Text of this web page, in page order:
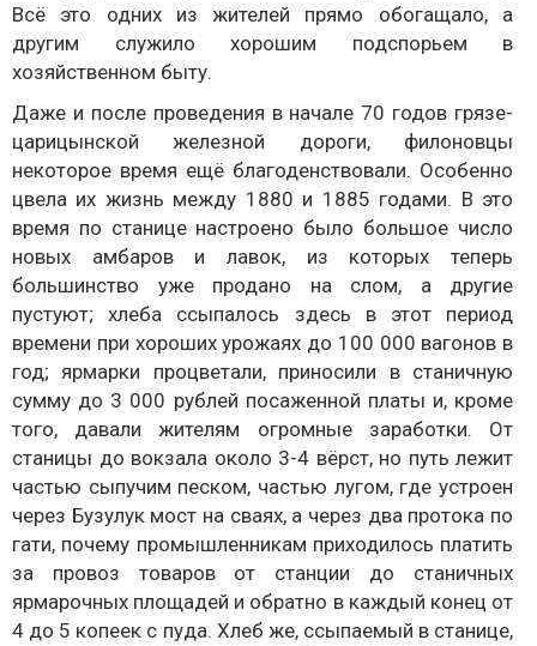
Всё это одних из жителей прямо обогащало, а
другим служило хорошим подспорьем в
хозяйственном быту.
Даже и после проведения в начале 70 годов грязе-
царицынской железной дороги, филоновцы
некоторое время ещё благоденствовали. Особенно
цвела их жизнь между 1880 и 1885 годами. В это
время по станице настроено было большое число
новых амбаров и лавок, из которых теперь
большинство уже продано на слом, а другие
пустуют; хлеба ссыпалось здесь в этот период
времени при хороших урожаях до 100 000 вагонов в
год; ярмарки процветали, приносили в станичную
сумму до 3 000 рублей посаженной платы и, кроме
того, давали жителям огромные заработки. От
станицы до вокзала около 3-4 вёрст, но путь лежит
частью сыпучим песком, частью лугом, где устроен
через Бузулук мост на сваях, а через два протока по
гати, почему промышленникам приходилось платить
за провоз товаров от станции до станичных
ярмарочных площадей и обратно в каждый конец от
4 до 5 копеек с пуда. Хлеб же, ссыпаемый в станице,